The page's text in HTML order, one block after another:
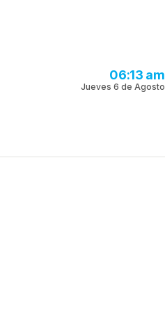
06:13 am
Jueves 6 de Agosto